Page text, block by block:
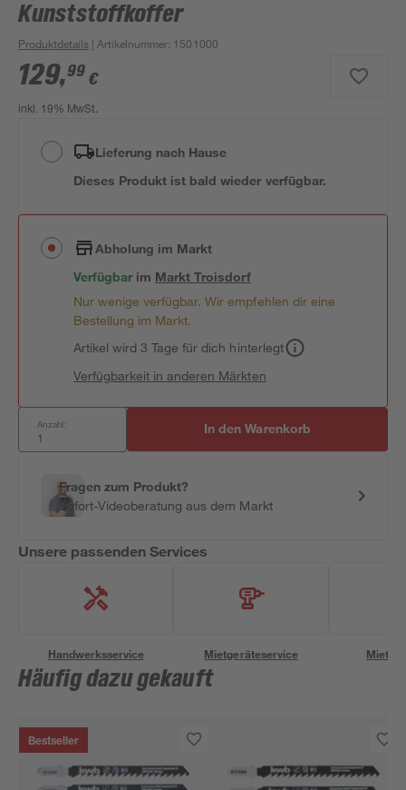
Kunststoffkoffer
Produktdetails | Artikelnummer: 1501000
129,99 €
inkl. 19% MwSt.
Lieferung nach Hause
Dieses Produkt ist bald wieder verfügbar.
Abholung im Markt
Verfügbar im MarktTroisdorf
Nur wenige verfügbar. Wir empfehlen dir eine
Bestellung im Markt.
Artikel wird 3 Tage für dich hinterlegt
Verfügbarkeit in anderen Märkten
Anzahl: In den Warenkorb
Fragen zum Produkt?
Sofort-Videoberatung aus dem Markt
Unsere passenden Services
Handwerksservice Mietgeräteservice
Häufig dazu gekauft
Bestseller